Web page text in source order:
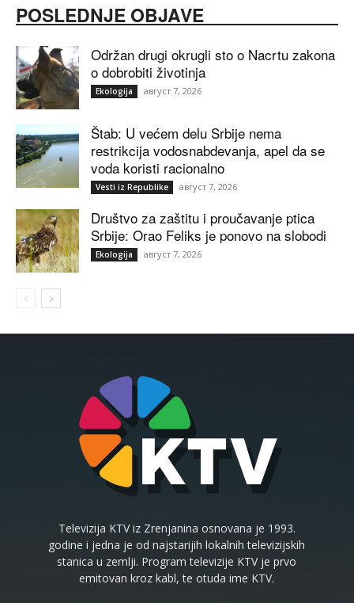
POSLEDNJE OBJAVE
Održan drugi okrugli sto o Nacrtu zakona
o dobrobiti životinja
Ekologija август 7, 2026
Štab: U većem delu Srbije nema
restrikcija vodosnabdevanja, apel da se
voda koristi racionalno
Vesti iz Republike август 7, 2026
Društvo za zaštitu i proučavanje ptica
Srbije: Orao Feliks je ponovo na slobodi
Ekologija август 7, 2026
Televizija KTV iz Zrenjanina osnovana je 1993.
godine i jedna je od najstarijih lokalnih televizijskih
stanica u zemlji. Program televizije KTV je prvo
emitovan kroz kabl, te otuda ime KTV.